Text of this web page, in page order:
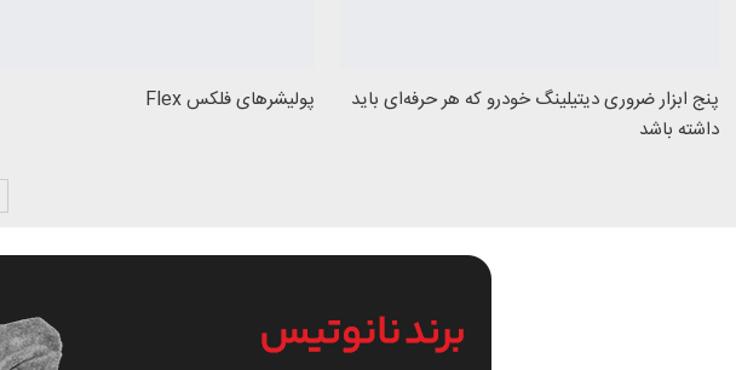
پنج ابزار ضروری دیتیلینگ خودرو که هر حرفه‌ای باید
داشته باشد
پولیشرهای فلکس Flex